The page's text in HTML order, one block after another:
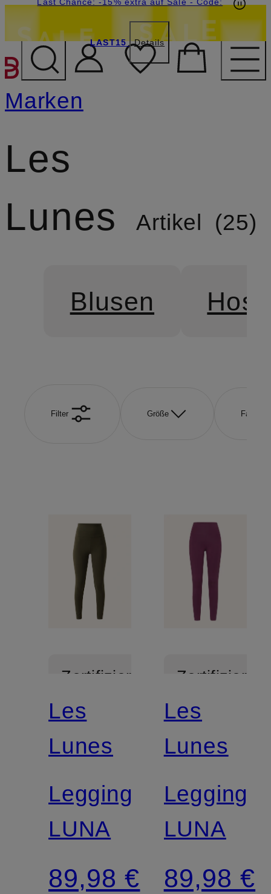
ZUM HAUPTINHALT
LAST15 Details
Marken
Les
Lunes
Artikel 25
Blusen
Filter Größe Farbe
Zertifiziert
Les
Lunes
Leggings
LUNA
89,98 €
Zertifiziert
Les
Lunes
Leggings
LUNA
89,98 €